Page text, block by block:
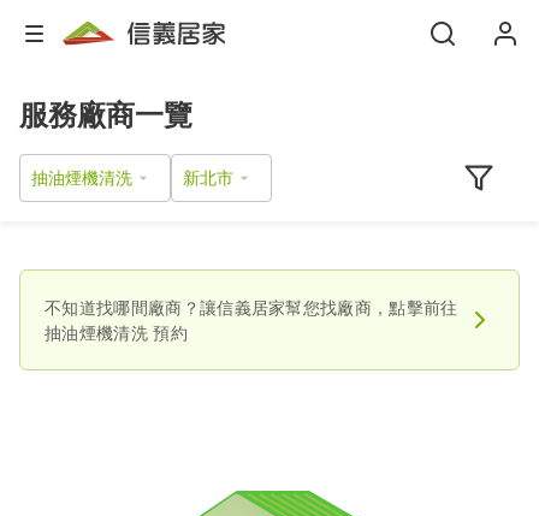
服務廠商一覽
抽油煙機清洗
不知道找哪間廠商？讓信義居家幫您找廠商，點擊前往
抽油煙機清洗預約